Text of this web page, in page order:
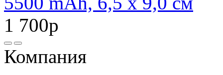
1 700р
Компания